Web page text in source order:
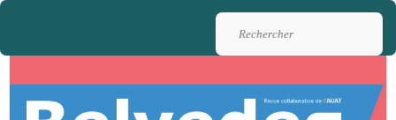
Rechercher